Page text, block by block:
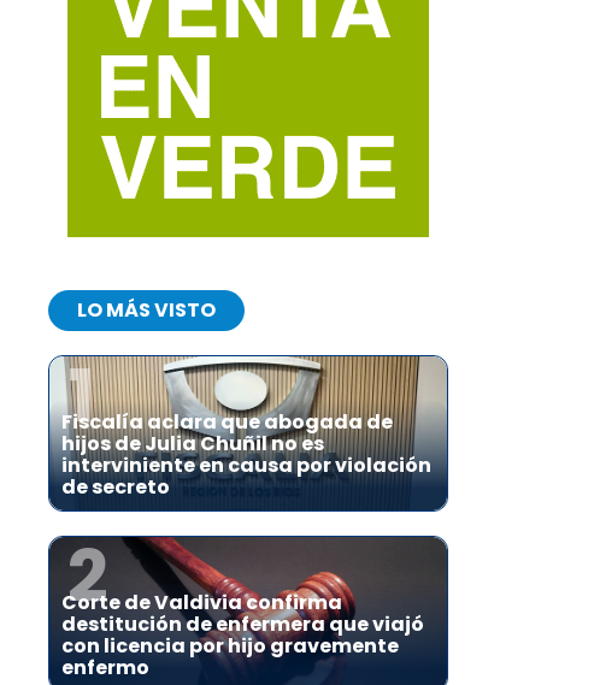
LO MÁS VISTO
1
Fiscalía aclara que abogada de
hijos de Julia Chuñil no es
interviniente en causa por violación
de secreto
2
Corte de Valdivia confirma
destitución de enfermera que viajó
con licencia por hijo gravemente
enfermo